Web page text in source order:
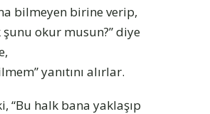
bilmeyen birine verip,
şunu okur musun?” diye
yanıtını alırlar.
“Bu halk bana yaklaşıp